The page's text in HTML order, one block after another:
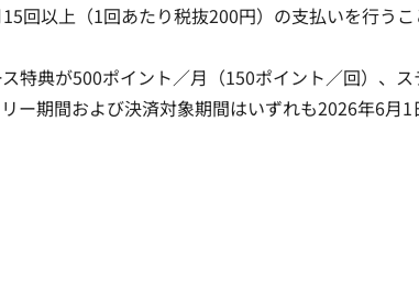
回以上（1回あたり税抜200円）の支払いを行うこ
特典が500ポイント／月（150ポイント／回）、
ー期間および決済対象期間はいずれも2026年6月1